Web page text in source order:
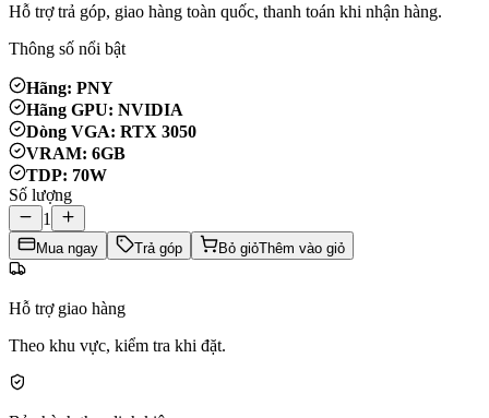
Hỗ trợ trả góp, giao hàng toàn quốc, thanh toán khi nhận hàng.
Thông số nổi bật
Hãng: PNY
Hãng GPU: NVIDIA
Dòng VGA: RTX 3050
VRAM: 6GB
TDP: 70W
Số lượng
1
Mua ngay Trả góp Bỏ giỏThêm vào giỏ
Hỗ trợ giao hàng
Theo khu vực, kiểm tra khi đặt.